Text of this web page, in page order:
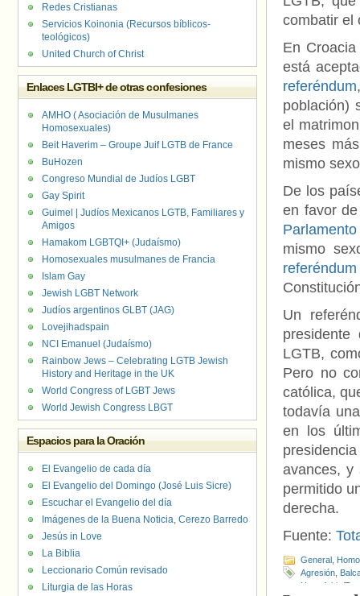
combatir el
En
está
referéndum
población)
el
meses
mismo
De los
en favor
mismo
referéndum
Un
LGTB,
Pero no
católica,
todavía
en los
avances, y
permitido
derecha.
Fuente:
General
Agresión
Homofobia/
Redes Cristianas
Servicios Koinonia (Recursos bíblicos-
teológicos)
United Church of Christ
Enlaces LGTBI+ de otras confesiones
AMHO ( Asociación de Musulmanes
Homosexuales)
Beit Haverim – Groupe Juif LGTB de France
BuHozen
Congreso Mundial de Judíos LGBT
Gay Spirit
Guimel | Judíos Mexicanos LGTB, Familiares y
Amigos
Hamakom LGBTQI+ (Judaísmo)
Homosexuales musulmanes de Francia
Islam Gay
Jewish LGBT Network
Judíos argentinos GLBT (JAG)
Lovejihadspain
NCI Emanuel (Judaísmo)
Rainbow Jews – Celebrating LGTB Jewish
History and Heritage in the UK
World Congress of LGBT Jews
World Jewish Congress LBGT
Espacios para la Oración
El Evangelio de cada día
El Evangelio del Domingo (José Luis Sicre)
Escuchar el Evangelio del día
Imágenes de la Buena Noticia, Cerezo Barredo
Jesús in Love
La Biblia
Leccionario Común revisado
Liturgia de las Horas